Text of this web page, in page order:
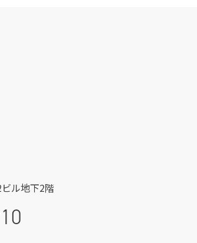
ル地下2階